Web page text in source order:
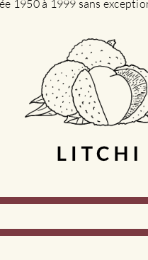
1950 à 1999 sans